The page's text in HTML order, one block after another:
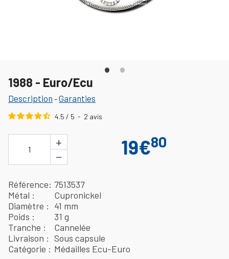
1988 - Euro/Ecu
Description -Garanties
4.5 / 5 - 2 avis
1
+
−
19€80
Référence 7513537
Métal
Cupronickel
Diamètre
41 mm
Poids
31 g
Tranche
Cannelée
Livraison
Sous capsule
Catégorie
Médailles Ecu-Euro